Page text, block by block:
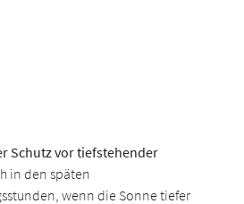
Schutz vor tiefstehender
in den späten
wenn die Sonne tiefer